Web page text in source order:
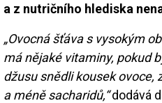
a z nutričního hlediska
„Ovocná šťáva s vysokým
má nějaké vitaminy, pokud
džusu snědli kousek ovoce,
a méně sacharidů,“dodává